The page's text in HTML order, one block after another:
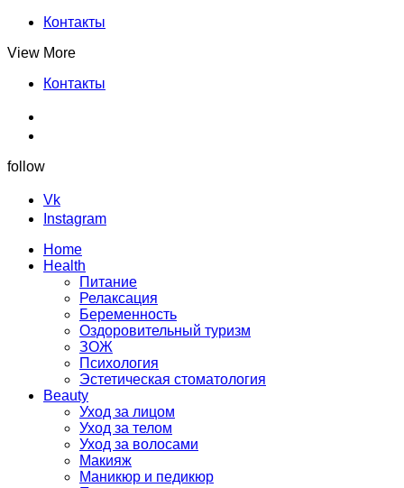
Контакты
View More
Контакты
follow
Vk
Instagram
Home
Health
Питание
Релаксация
Беременность
Оздоровительный туризм
ЗОЖ
Психология
Эстетическая стоматология
Beauty
Уход за лицом
Уход за телом
Уход за волосами
Макияж
Маникюр и педикюр